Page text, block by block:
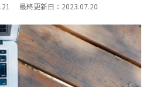
最終更新日：2023.07.20